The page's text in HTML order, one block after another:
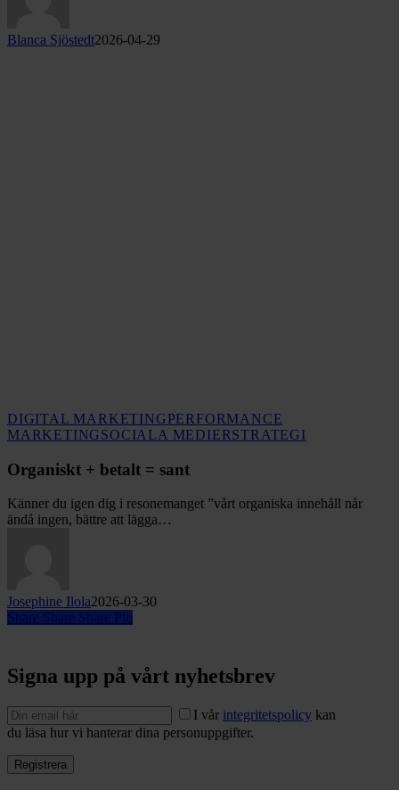
Blanca Sjöstedt2026-04-29
DIGITAL MARKETINGPERFORMANCE
MARKETINGSOCIALA MEDIERSTRATEGIOrganiskt
sant
Organiskt + betalt = sant
Känner du igen dig i resonemanget ”vårt organiska innehåll når
ändå ingen, bättre att lägga…
Josephine Ilola2026-03-30
Signa upp på vårt nyhetsbrev
I vår integritetspolicy kan
du läsa hur vi hanterar dina personuppgifter.